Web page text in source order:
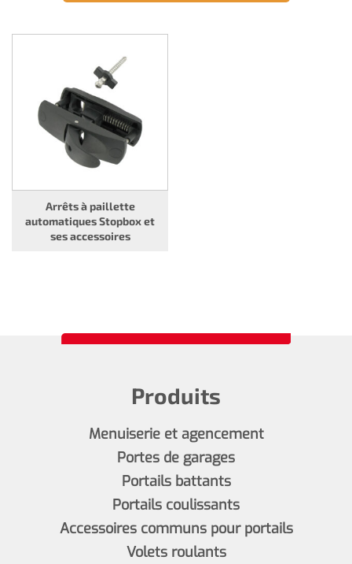
Arrêts à paillette
automatiques Stopbox et
ses accessoires
Produits
Menuiserie et agencement
Portes de garages
Portails battants
Portails coulissants
Accessoires communs pour portails
Volets roulants